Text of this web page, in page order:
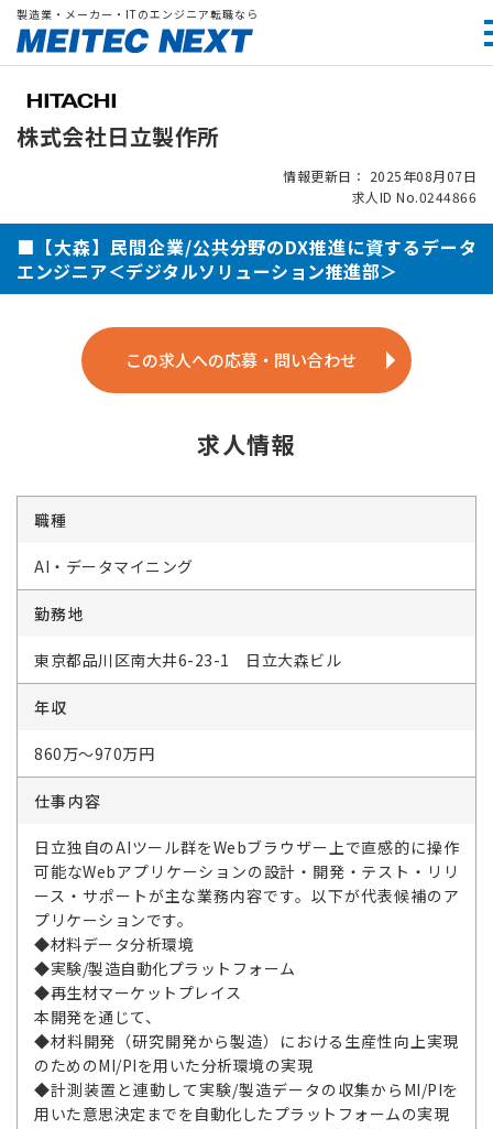
製造業・メーカー・ITのエンジニア転職なら
株式会社日立製作所
情報更新日： 2025年08月07日
求人ID No.0244866
■【大森】民間企業/公共分野のDX推進に資するデータ
エンジニア＜デジタルソリューション推進部＞
この求人への応募・問い合わせ
求人情報
職種
AI・データマイニング
勤務地
東京都品川区南大井6-23-1 日立大森ビル
年収
860万～970万円
仕事内容
日立独自のAIツール群をWebブラウザー上で直感的に操作
可能なWebアプリケーションの設計・開発・テスト・リリ
ース・サポートが主な業務内容です。以下が代表候補のア
プリケーションです。
◆材料データ分析環境
◆実験/製造自動化プラットフォーム
◆再生材マーケットプレイス
本開発を通じて、
◆材料開発（研究開発から製造）における生産性向上実現
のためのMI/PIを用いた分析環境の実現
◆計測装置と連動して実験/製造データの収集からMI/PIを
用いた意思決定までを自動化したプラットフォームの実現